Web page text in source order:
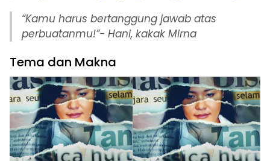
“Kamu harus bertanggung jawab atas
perbuatanmu!”- Hani, kakak Mirna
Tema dan Makna